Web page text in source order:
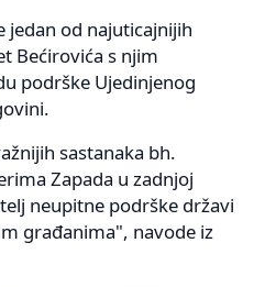
jedan od najuticajnijih
Bećirovića s njim
podrške Ujedinjenog
sastanaka bh.
Zapada u zadnjoj
neupitne podrške državi
građanima", navode iz